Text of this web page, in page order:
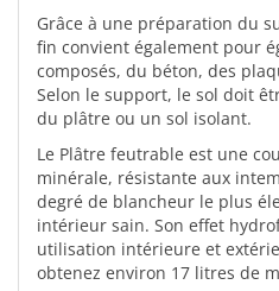
Grâce à une préparation du
fin convient également pour
composés, du béton, des
Selon le support, le sol doit
du plâtre ou un sol isolant.
Le Plâtre feutrable est une
minérale, résistante aux
degré de blancheur le plus
intérieur sain. Son effet
utilisation intérieure et
obtenez environ 17 litres de